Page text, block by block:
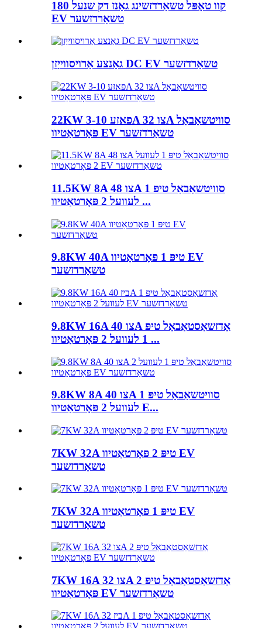
180 קוו טאָפּל טשאַרדזשינג גאַנז דק שנעל
EV טשאַרדזשער
גאַנצע אַרויסווייַזן DC EV טשאַרדזשער
22KW 3-פאזע 10A צו 32A סוויטשאַבאַל
פּאָרטאַטיוו EV טשאַרדזשער
11.5KW 8A צו 48A סוויטשאַבאַל טיפּ 1
לעוועל 2 פּאָרטאַטיוו ...
9.8KW 40A טיפּ 1 פּאָרטאַטיוו EV
טשאַרדזשער
9.8KW 16A צו 40A אַדזשאַסטאַבאַל טיפּ
1 לעוועל 2 פּאָרטאַטיוו ...
9.8KW 8A צו 40A סוויטשאַבאַל טיפּ 1
לעוועל 2 פּאָרטאַטיוו E...
7KW 32A טיפּ 2 פּאָרטאַטיוו EV
טשאַרדזשער
7KW 32A טיפּ 1 פּאָרטאַטיוו EV
טשאַרדזשער
7KW 16A צו 32A אַדזשאַסטאַבאַל טיפּ 2
פּאָרטאַטיוו EV טשאַרדזשער